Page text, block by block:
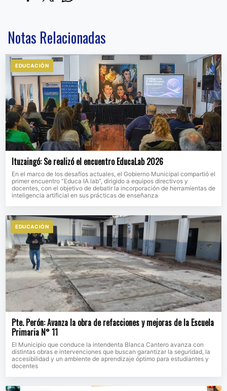
Notas Relacionadas
EDUCACIÒN
Ituzaingó: Se realizó el encuentro EducaLab 2026
En el marco de los desafíos actuales, el Gobierno Municipal compartió el
primer encuentro “Educa IA lab”, dirigido a equipos directivos y
docentes, con el objetivo de debatir la incorporación de herramientas de
inteligencia artificial en sus prácticas de enseñanza
EDUCACIÒN
Pte. Perón: Avanza la obra de refacciones y mejoras de la Escuela
Primaria N° 11
El Municipio que conduce la intendenta Blanca Cantero avanza con
distintas obras e intervenciones que buscan garantizar la seguridad, la
accesibilidad y un ambiente de aprendizaje óptimo para estudiantes y
docentes